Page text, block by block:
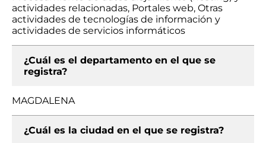
actividades relacionadas, Portales web, Otras
actividades de tecnologías de información y
actividades de servicios informáticos
¿Cuál es el departamento en el que se
registra?
MAGDALENA
¿Cuál es la ciudad en el que se registra?